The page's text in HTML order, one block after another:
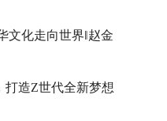
文化走向世界‖赵金
打造Z世代全新梦想